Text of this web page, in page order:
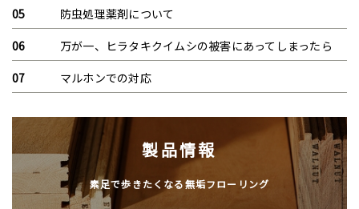
防虫処理薬剤について
万が一、ヒラタキクイムシの被害にあってしまったら
マルホンでの対応
製品情報
素足で歩きたくなる無垢フローリング